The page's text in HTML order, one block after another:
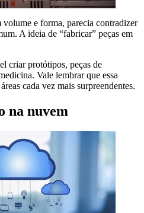
e forma, parecia contradizer
A ideia de “fabricar” peças em
criar protótipos, peças de
Vale lembrar que essa
cada vez mais surpreendentes.
na nuvem